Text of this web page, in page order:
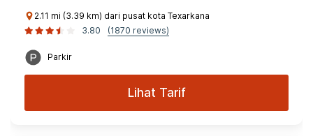
2.11 mi (3.39 km) dari pusat kota Texarkana
3.80
(1870 reviews)
Parkir
Lihat Tarif